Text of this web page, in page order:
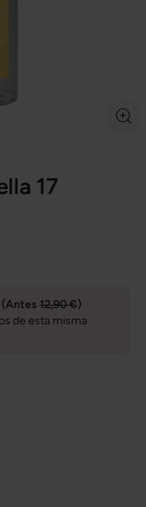
17
(Antes 12,90 €)
de esta misma